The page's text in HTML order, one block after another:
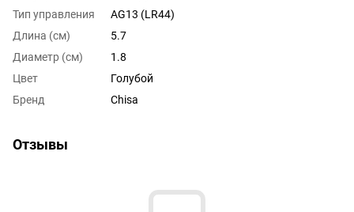
Тип управления
AG13 (LR44)
Длина (см)
5.7
Диаметр (см)
1.8
Цвет
Голубой
Бренд
Chisa
Отзывы